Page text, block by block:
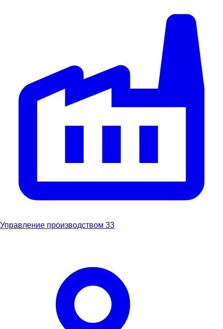
Управление производством 33